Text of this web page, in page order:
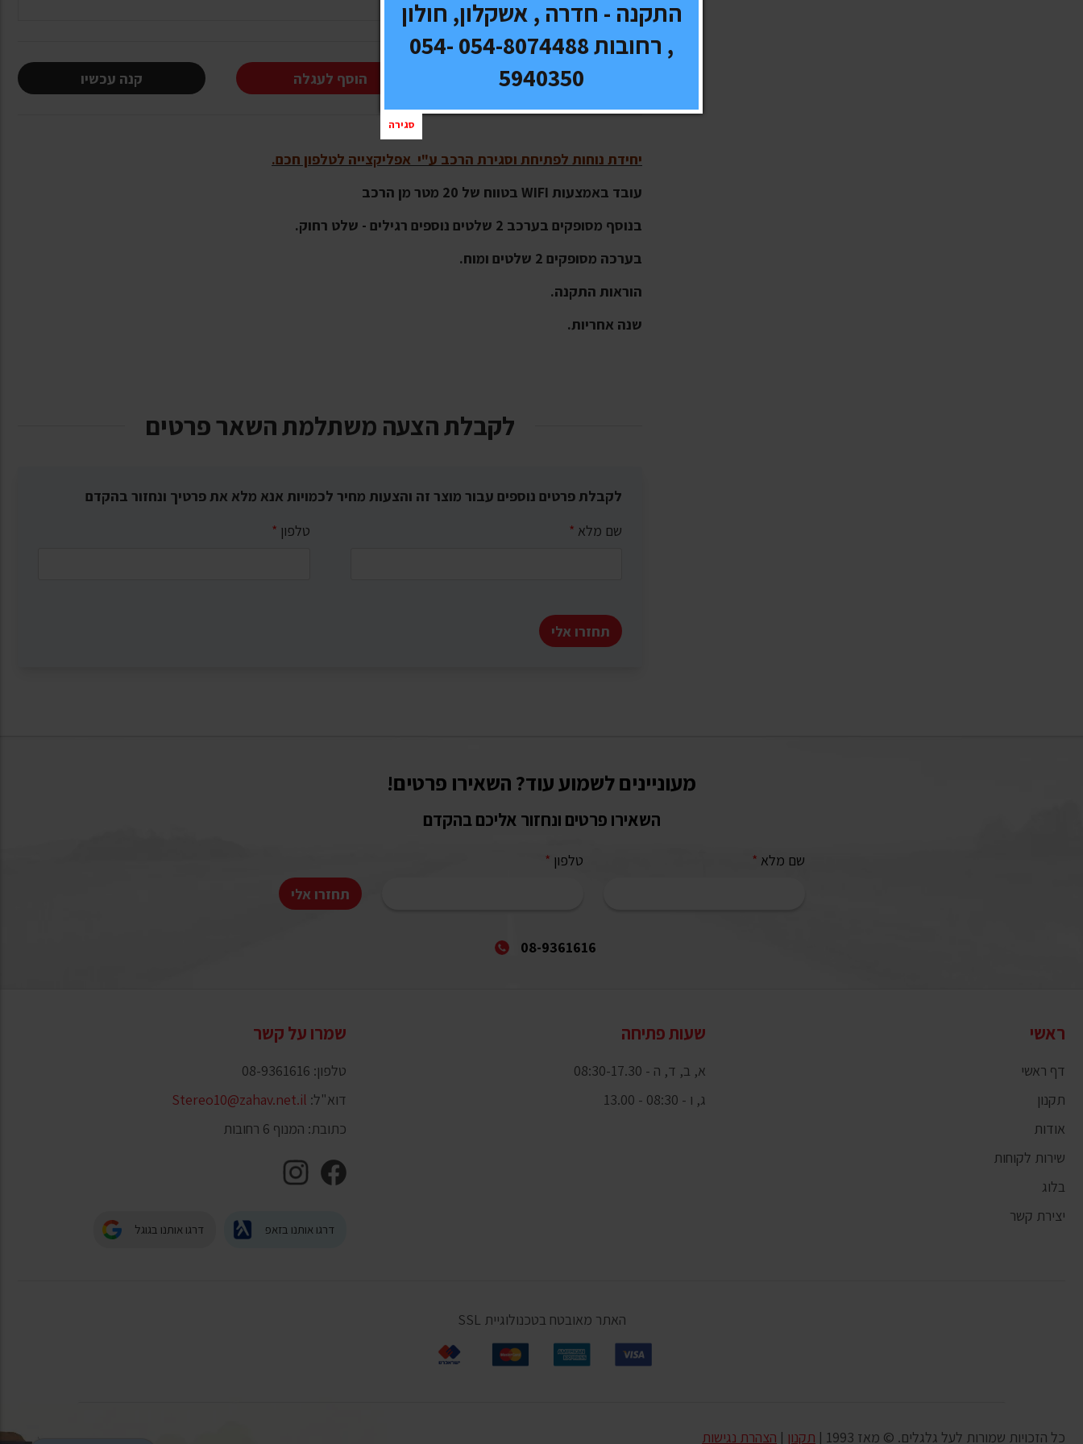
הוסף לעגלה קנה עכשיו
יחידת נוחות לפתיחת וסגירת הרכב ע"י אפליקצייה לטלפון חכם.
עובד באמצעות WIFI בטווח של 20 מטר מן הרכב
בנוסף מסופקים בערכב 2 שלטים נוספים רגילים - שלט רחוק.
בערכה מסופקים 2 שלטים ומוח.
הוראות התקנה.
שנה אחריות.
לקבלת הצעה משתלמת השאר פרטים
לקבלת פרטים נוספים עבור מוצר זה והצעות מחיר לכמויות אנא מלא את פרטיך ונחזור בהקדם
שם מלא * טלפון *
תחזרו אלי
מעוניינים לשמוע עוד? השאירו פרטים!
השאירו פרטים ונחזור אליכם בהקדם
שם מלא * טלפון *
תחזרו אלי
08-9361616
ראשי
דף ראשי
תקנון
אודות
שירות לקוחות
בלוג
יצירת קשר
שעות פתיחה
א, ב, ד, ה - 08:30-17.30
ג, ו - 08:30 - 13.00
שמרו על קשר
טלפון: 08-9361616
דוא"ל: Stereo10@zahav.net.il
כתובת: המנוף 6 רחובות
דרגו אותנו בזאפ דרגו אותנו בגוגל
האתר מאובטח בטכנולוגיית SSL
כל הזכויות שמורות לעל גלגלים. © מאז 1993 | תקנון | הצהרת נגישות
התקנה - חדרה , אשקלון, חולון
, רחובות 054-8074488 054-
5940350
סגירה